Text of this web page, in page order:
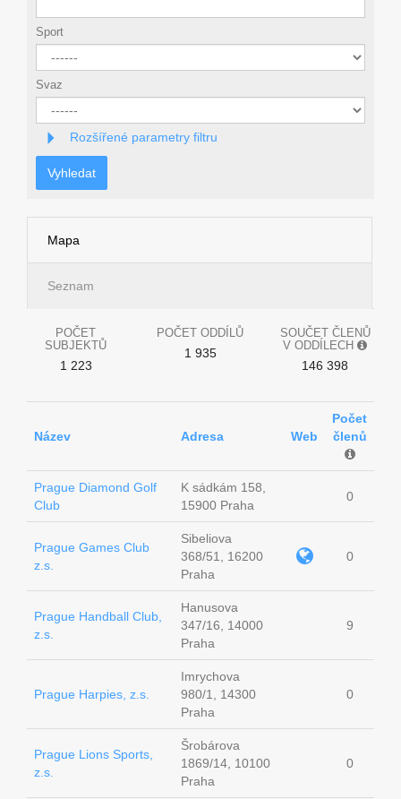
Sport
Svaz
Rozšířené parametry filtru
Vyhledat
Mapa
Seznam
POČET
SUBJEKTŮ
1 223
POČET ODDÍLŮ
1 935
SOUČET ČLENŮ
V ODDÍLECH
146 398
Název Adresa Web
Počet
členů
Prague Diamond Golf
Club
K sádkám 158,
15900 Praha
0
Prague Games Club
z.s.
Sibeliova
368/51, 16200
Praha
0
Prague Handball Club,
z.s.
Hanusova
347/16, 14000
Praha
9
Prague Harpies, z.s.
Imrychova
980/1, 14300
Praha
0
Prague Lions Sports,
z.s.
Šrobárova
1869/14, 10100
Praha
0